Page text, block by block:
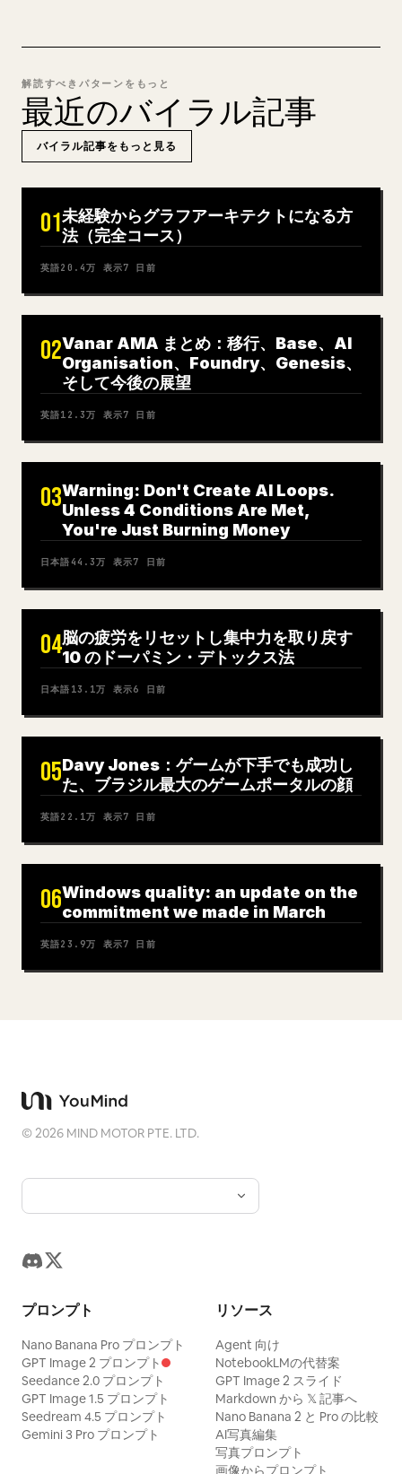
解読すべきパターンをもっと
最近のバイラル記事
バイラル記事をもっと見る
01未経験からグラフアーキテクトになる方
法（完全コース）
英語20.4万 表示7 日前
02Vanar AMA まとめ：移行、Base、AI
Organisation、Foundry、Genesis、
そして今後の展望
英語12.3万 表示7 日前
03Warning: Don't Create AI Loops.
Unless 4 Conditions Are Met,
You're Just Burning Money
日本語44.3万 表示7 日前
04脳の疲労をリセットし集中力を取り戻す
10 のドーパミン・デトックス法
日本語 13.1万 表示6 日前
05Davy Jones：ゲームが下手でも成功し
た、ブラジル最大のゲームポータルの顔
英語22.1万 表示7 日前
06Windows quality: an update on the
commitment we made in March
英語23.9万 表示7 日前
©2026 MIND MOTOR PTE. LTD.
プロンプト
Nano Banana Pro プロンプト
GPT Image 2 プロンプト
Seedance 2.0 プロンプト
GPT Image 1.5 プロンプト
Seedream 4.5 プロンプト
Gemini 3 Pro プロンプト
リソース
Agent 向け
NotebookLMの代替案
GPT Image 2 スライド
Markdown から 𝕏 記事へ
Nano Banana 2 と Pro の比較
AI写真編集
写真プロンプト
画像からプロンプト